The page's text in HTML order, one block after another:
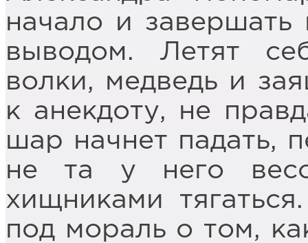
начало и завершать
выводом. Летят
волки, медведь и
к анекдоту, не
шар начнет падать,
не та у него
хищниками
под мораль о том,